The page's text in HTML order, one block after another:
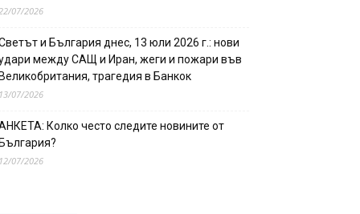
07/2026
и България днес, 13 юли 2026 г.: нови
между САЩ и Иран, жеги и пожари във
трагедия в Банкок
07/2026
Колко често следите новините от
07/2026